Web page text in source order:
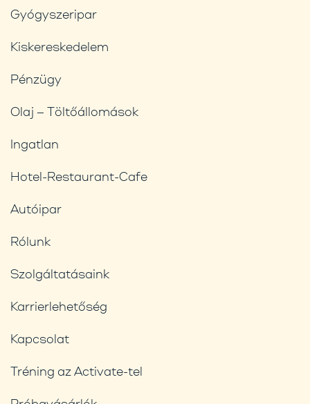
Gyógyszeripar
Kiskereskedelem
Pénzügy
Olaj – Töltőállomások
Ingatlan
Hotel-Restaurant-Cafe
Autóipar
Rólunk
Szolgáltatásaink
Karrierlehetőség
Kapcsolat
Tréning az Activate-tel